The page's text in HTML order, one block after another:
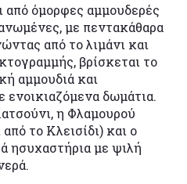
όμορφες αμμουδερές
με πεντακάθαρα
από το λιμάνι και
βρίσκεται το
αμμουδιά και
ενοικιαζόμενα δωμάτια.
η Φλαμουρού
το Κλεισίδι) και ο
ησυχαστήρια με ψιλή